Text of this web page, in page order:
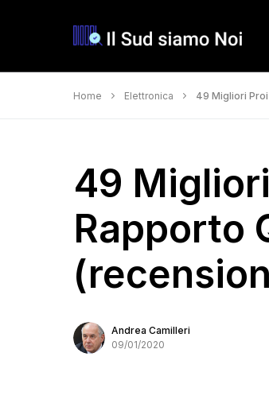
Home Elettronica 49 Migliori
49
Rapporto
Andrea Camilleri
09/01/2020